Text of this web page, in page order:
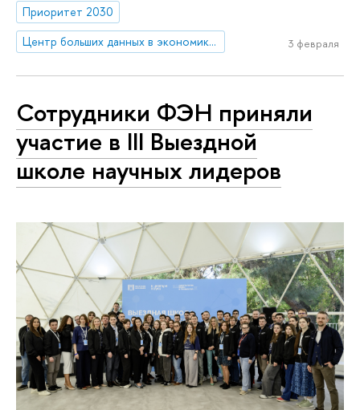
Приоритет 2030
Центр больших данных в экономике и финансах (CEBDA)
3 февраля
Сотрудники ФЭН приняли
участие в III Выездной
школе научных лидеров